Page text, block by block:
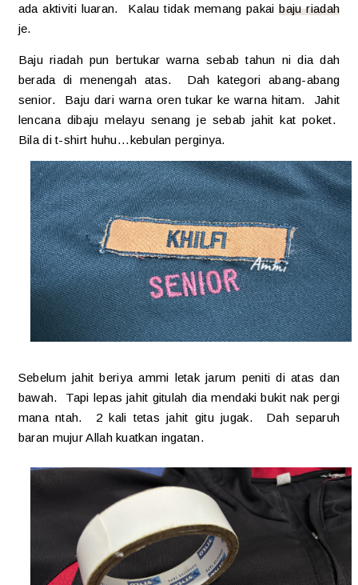
ada aktiviti luaran. Kalau tidak memang pakaibaju riadah
je.
Baju riadah pun bertukar warna sebab tahun ni dia dah
berada di menengah atas. Dah kategori abang-abang
senior. Baju dari warna oren tukar ke warna hitam. Jahit
lencana dibaju melayu senang je sebab jahit kat poket.
Bila di t-shirt huhu...kebulan perginya.
Sebelum jahit beriya ammi letak jarum peniti di atas dan
bawah. Tapi lepas jahit gitulah dia mendaki bukit nak pergi
mana ntah. 2 kali tetas jahit gitu jugak. Dah separuh
baran mujur Allah kuatkan ingatan.